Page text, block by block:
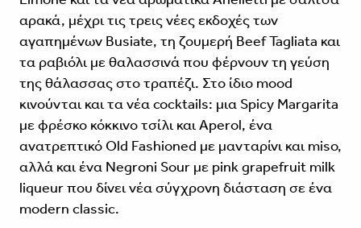
αρακά, μέχρι τις τρεις νέες εκδοχές των
αγαπημένων Busiate, τη ζουμερή Beef Tagliata και
τα ραβιόλι με θαλασσινά που φέρνουν τη γεύση
της θάλασσας στο τραπέζι. Στο ίδιο mood
κινούνται και τα νέα cocktails: μια Spicy Margarita
με φρέσκο κόκκινο τσίλι και Aperol, ένα
ανατρεπτικό Old Fashioned με μανταρίνι και miso,
αλλά και ένα Negroni Sour με pink grapefruit milk
liqueur που δίνει νέα σύγχρονη διάσταση σε ένα
modern classic.